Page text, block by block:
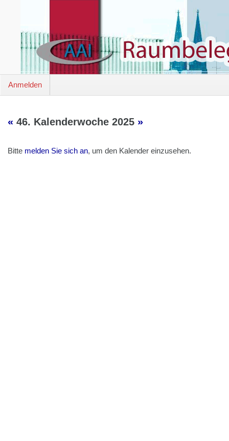
Anmelden
« 46. Kalenderwoche 2025 »
Bitte melden Sie sich an, um den Kalender einzusehen.